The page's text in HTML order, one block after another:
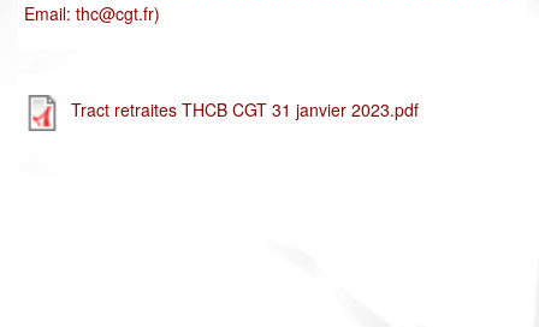
Email: thc@cgt.fr)
Tract retraites THCB CGT 31 janvier 2023.pdf